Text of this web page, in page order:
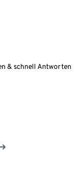
& schnell Antworten